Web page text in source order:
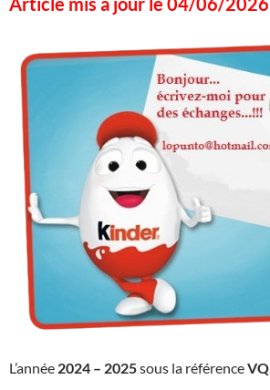
L’année 2024 – 2025sous la référenceVQ